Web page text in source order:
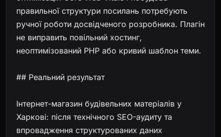
правильної структури посилань потребують
ручної роботи досвідченого розробника. Плагін
не виправить повільний хостинг,
неоптимізований PHP або кривий шаблон теми.
## Реальний результат
Інтернет-магазин будівельних матеріалів у
Харкові: після технічного SEO-аудиту та
впровадження структурованих даних